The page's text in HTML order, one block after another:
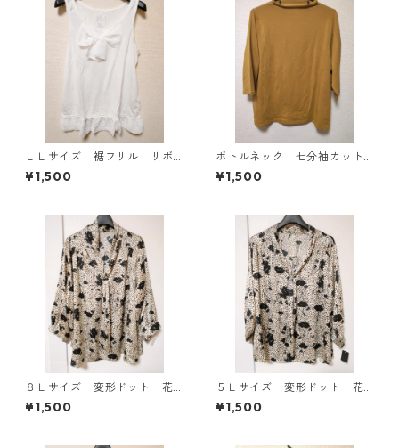
ＬＬサイズ 裾フリル リボ
ン付きタンクトップ オフホ
ワイト KAE-4781
¥1,500
ボトルネック 七分袖カット
ソー ４Ｌ マスタード KA
E-4817
¥1,500
８Ｌサイズ 変形ドット 花
柄 ボウタイブラウス オフ
ホワイト KAE-4768
¥1,500
５Ｌサイズ 変形ドット 花
柄 ボウタイブラウス オフ
ホワイト KAE-4764
¥1,500